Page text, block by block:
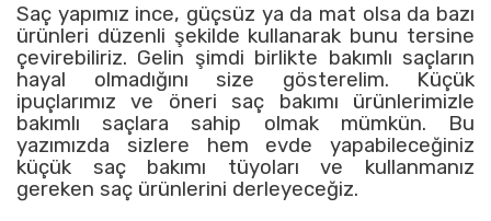
Saç yapımız ince, güçsüz ya da mat olsa da bazı
ürünleri düzenli şekilde kullanarak bunu tersine
çevirebiliriz. Gelin şimdi birlikte bakımlı saçların
hayal olmadığını size gösterelim. Küçük
ipuçlarımız ve öneri saç bakımı ürünlerimizle
bakımlı saçlara sahip olmak mümkün. Bu
yazımızda sizlere hem evde yapabileceğiniz
küçük saç bakımı tüyoları ve kullanmanız
gereken saç ürünlerini derleyeceğiz.